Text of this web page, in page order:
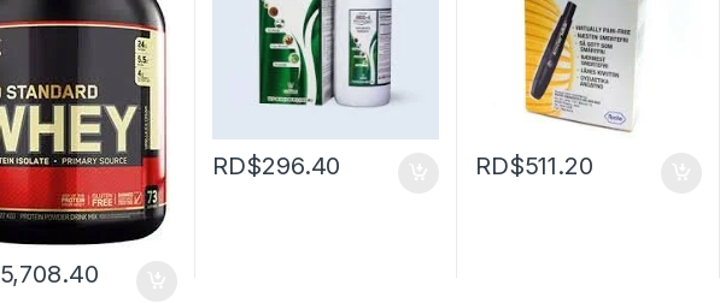
5,708.40
RD$296.40 RD$511.20